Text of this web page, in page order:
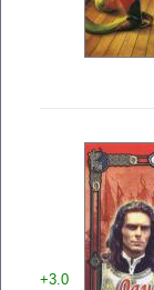
+3.0